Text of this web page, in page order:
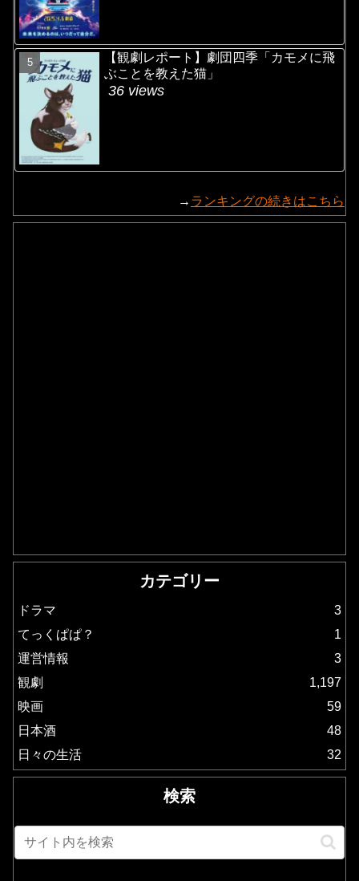
【観劇レポート】劇団四季「カモメに飛
ぶことを教えた猫」
36 views
→ ランキングの続きはこちら
カテゴリー
ドラマ
3
てっくぱぱ？
1
運営情報
3
観劇
1,197
映画
59
日本酒
48
日々の生活
32
検索